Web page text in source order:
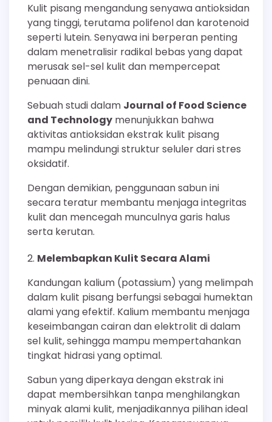
Kulit pisang mengandung senyawa antioksidan
yang tinggi, terutama polifenol dan karotenoid
seperti lutein. Senyawa ini berperan penting
dalam menetralisir radikal bebas yang dapat
merusak sel-sel kulit dan mempercepat
penuaan dini.
Sebuah studi dalam Journal of Food Science
and Technology menunjukkan bahwa
aktivitas antioksidan ekstrak kulit pisang
mampu melindungi struktur seluler dari stres
oksidatif.
Dengan demikian, penggunaan sabun ini
secara teratur membantu menjaga integritas
kulit dan mencegah munculnya garis halus
serta kerutan.
Melembapkan Kulit Secara Alami
Kandungan kalium (potassium) yang melimpah
dalam kulit pisang berfungsi sebagai humektan
alami yang efektif. Kalium membantu menjaga
keseimbangan cairan dan elektrolit di dalam
sel kulit, sehingga mampu mempertahankan
tingkat hidrasi yang optimal.
Sabun yang diperkaya dengan ekstrak ini
dapat membersihkan tanpa menghilangkan
minyak alami kulit, menjadikannya pilihan ideal